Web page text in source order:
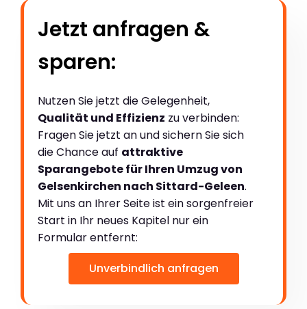
Jetzt anfragen &
sparen:
Nutzen Sie jetzt die Gelegenheit,
Qualität und Effizienz zu verbinden:
Fragen Sie jetzt an und sichern Sie sich
die Chance auf attraktive
Sparangebote für Ihren Umzug von
Gelsenkirchen nach Sittard-Geleen.
Mit uns an Ihrer Seite ist ein sorgenfreier
Start in Ihr neues Kapitel nur ein
Formular entfernt:
Unverbindlich anfragen